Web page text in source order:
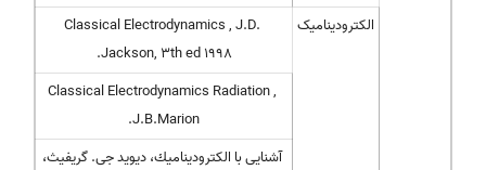
الكترودینامیک
Classical Electrodynamics , J.D.
Jackson, 3th ed 1998.
Classical Electrodynamics Radiation ,
J.B.Marion.
آشنایی با الكترودینامیك، دیوید جی. گریفیث،